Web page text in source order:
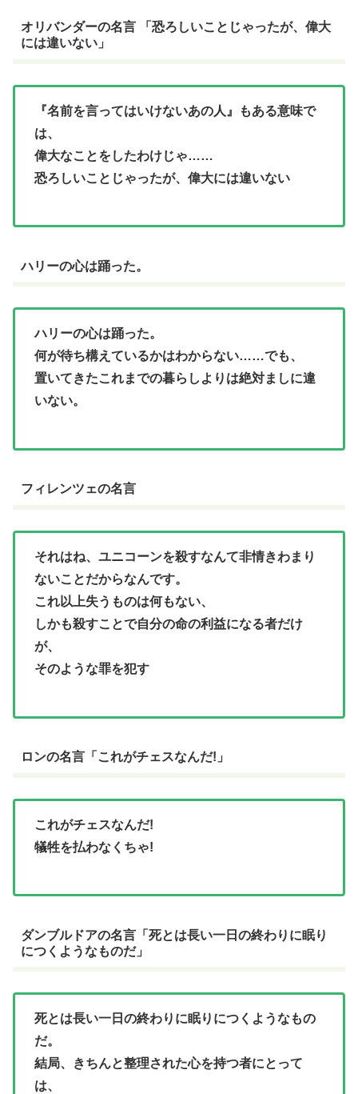
オリバンダーの名言 「恐ろしいことじゃったが、偉大
には違いない」
『名前を言ってはいけないあの人』もある意味で
は、
偉大なことをしたわけじゃ……
恐ろしいことじゃったが、偉大には違いない
ハリーの心は踊った。
ハリーの心は踊った。
何が待ち構えているかはわからない……でも、
置いてきたこれまでの暮らしよりは絶対ましに違
いない。
フィレンツェの名言
それはね、ユニコーンを殺すなんて非情きわまり
ないことだからなんです。
これ以上失うものは何もない、
しかも殺すことで自分の命の利益になる者だけ
が、
そのような罪を犯す
ロンの名言「これがチェスなんだ!」
これがチェスなんだ!
犠牲を払わなくちゃ!
ダンブルドアの名言「死とは長い一日の終わりに眠り
につくようなものだ」
死とは長い一日の終わりに眠りにつくようなもの
だ。
結局、きちんと整理された心を持つ者にとって
は、